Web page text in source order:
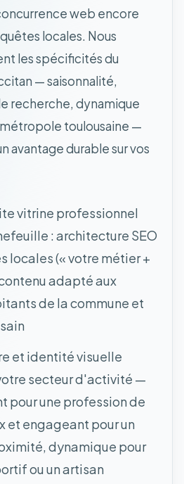
web encore
locales. Nous
les spécificités du
— saisonnalité,
recherche, dynamique
toulousaine —
avantage durable sur vos
vitrine professionnel
: architecture SEO
locales (« votre métier +
adapté aux
de la commune et
et identité visuelle
secteur d'activité —
pour une profession de
et engageant pour un
dynamique pour
ou un artisan